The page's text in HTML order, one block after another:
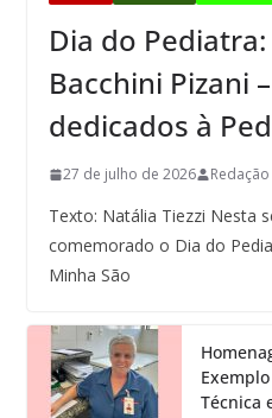
Dia do
Bacchini Pizani
dedicados à
27 de julho de 2026 Redação
Texto: Natália Tiezzi Nesta
comemorado o Dia do
Minha São
Técnica